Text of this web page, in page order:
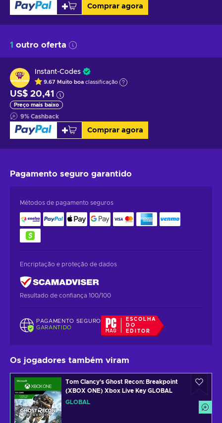
Comprar agora
1 outro oferta
Instant-Codes
9.67 Muito boa classificação
US$ 20,41
Preço mais baixo
9% Cashback
Comprar agora
Pagamento seguro garantido
Métodos de pagamento seguros
Encriptação e proteção de dados
Resultado de confiança 100/100
PAGAMENTO SEGURO
GARANTIDO
ESCOLHA
DO
EDITOR
Os jogadores também viram
Tom Clancy's Ghost Recon: Breakpoint
(XBOX ONE) Xbox Live Key GLOBAL
GLOBAL